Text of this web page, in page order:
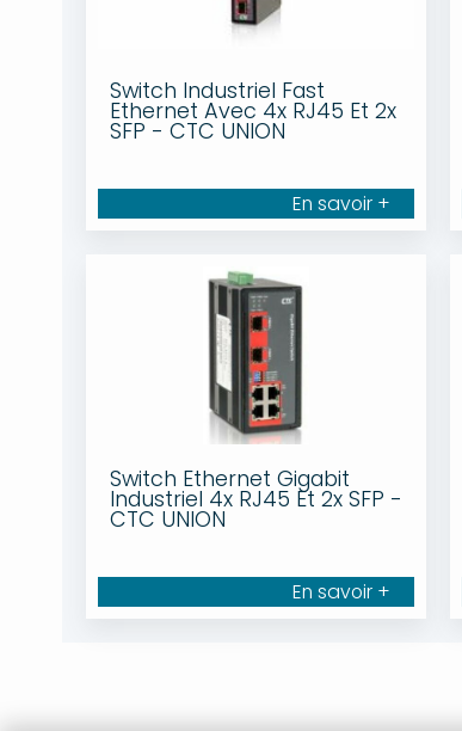
Switch Industriel Fast
Ethernet Avec 4x RJ45 Et 2x
SFP - CTC UNION
En savoir +
Switch Ethernet Gigabit
Industriel 4x RJ45 Et 2x SFP -
CTC UNION
En savoir +